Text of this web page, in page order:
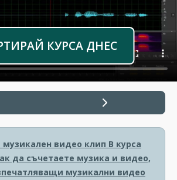
КУРСА ДНЕС
музикален видео клип В курса
да съчетаете музика и видео,
музикални видео